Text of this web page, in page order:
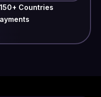
150+ Countries